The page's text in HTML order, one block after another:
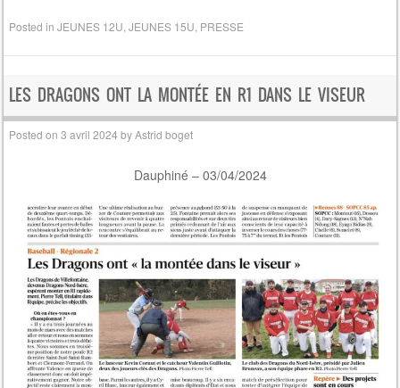
Posted inJEUNES 12U ,JEUNES 15U PRESSE
LES DRAGONS ONT LA MONTÉE EN R1 DANS LE VISEUR
Posted on3 avril 2024 byAstrid boget
Dauphiné – 03/04/2024